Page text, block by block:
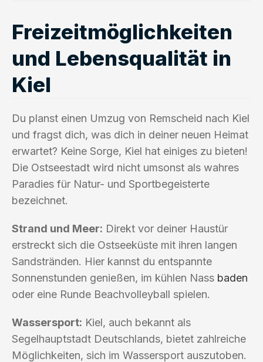
Freizeitmöglichkeiten
und Lebensqualität in
Kiel
Du planst einen Umzug von Remscheid nach Kiel
und fragst dich, was dich in deiner neuen Heimat
erwartet? Keine Sorge, Kiel hat einiges zu bieten!
Die Ostseestadt wird nicht umsonst als wahres
Paradies für Natur- und Sportbegeisterte
bezeichnet.
Strand und Meer: Direkt vor deiner Haustür
erstreckt sich die Ostseeküste mit ihren langen
Sandstränden. Hier kannst du entspannte
Sonnenstunden genießen, im kühlen Nass baden
oder eine Runde Beachvolleyball spielen.
Wassersport: Kiel, auch bekannt als
Segelhauptstadt Deutschlands, bietet zahlreiche
Möglichkeiten, sich im Wassersport auszutoben.